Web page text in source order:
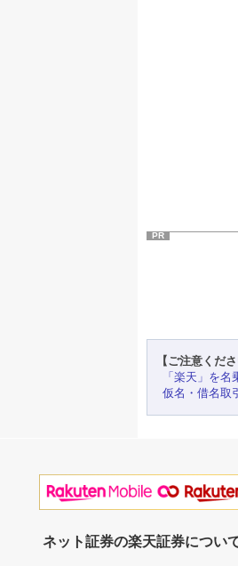
PR
【ご注意くださ
「楽天」を
仮名・借名取
ネット証券の楽天証券につい